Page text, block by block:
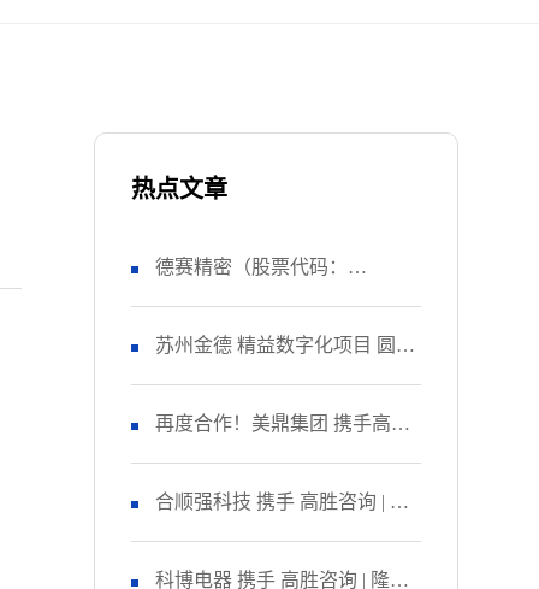
热点文章
德赛精密（股票代码：
SZ000049） 正式启动 管理升级
&精益注塑项目！
苏州金德 精益数字化项目 圆满
收官
再度合作！美鼎集团 携手高胜
咨询 启动管理变革项目
合顺强科技 携手 高胜咨询 | 隆
重召开 精益生产项目誓师大
科博电器 携手 高胜咨询 | 隆重